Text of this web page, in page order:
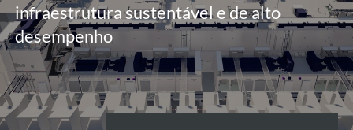
infraestrutura sustentável e de alto
desempenho